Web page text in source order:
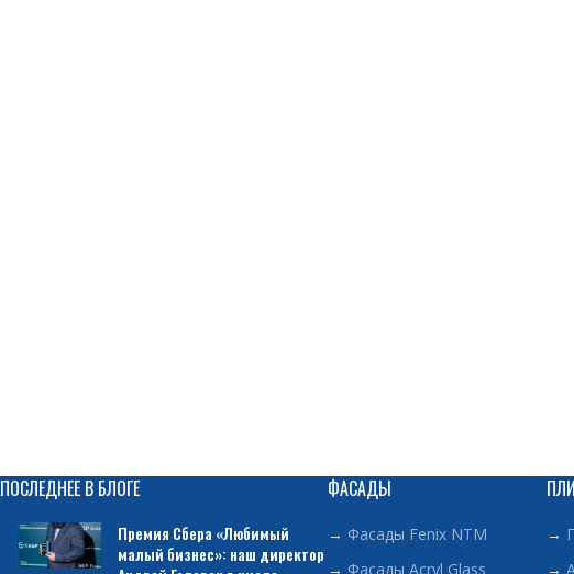
ПОСЛЕДНЕЕ В БЛОГЕ
Премия Сбера «Любимый
малый бизнес»: наш директор
ФАСАДЫ
→ Фасады Fenix NTM
→ Фасады Acryl Glass
→
→